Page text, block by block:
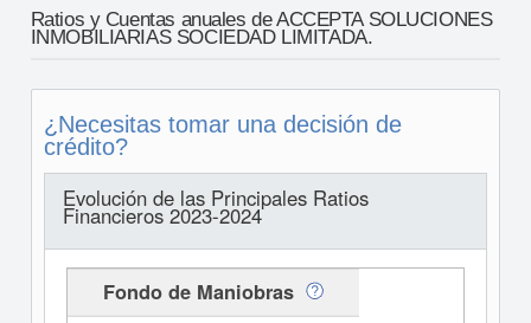
Ratios y Cuentas anuales de ACCEPTA SOLUCIONES
INMOBILIARIAS SOCIEDAD LIMITADA.
¿Necesitas tomar una decisión de
crédito?
Evolución de las Principales Ratios
Financieros 2023-2024
Fondo de Maniobras